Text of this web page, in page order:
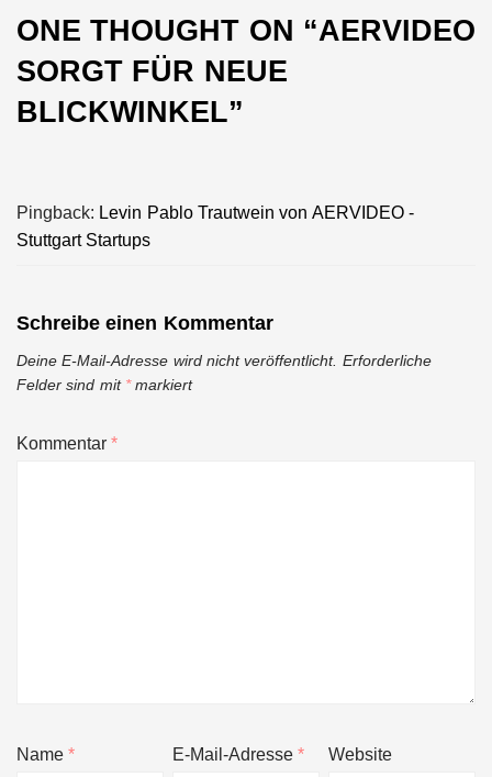
ONE THOUGHT ON “AERVIDEO
SORGT FÜR NEUE
BLICKWINKEL”
Pingback: Levin Pablo Trautwein von AERVIDEO -
Stuttgart Startups
Schreibe einen Kommentar
Deine E-Mail-Adresse wird nicht veröffentlicht. Erforderliche
Felder sind mit *markiert
Kommentar*
Name* E-Mail-Adresse* Website